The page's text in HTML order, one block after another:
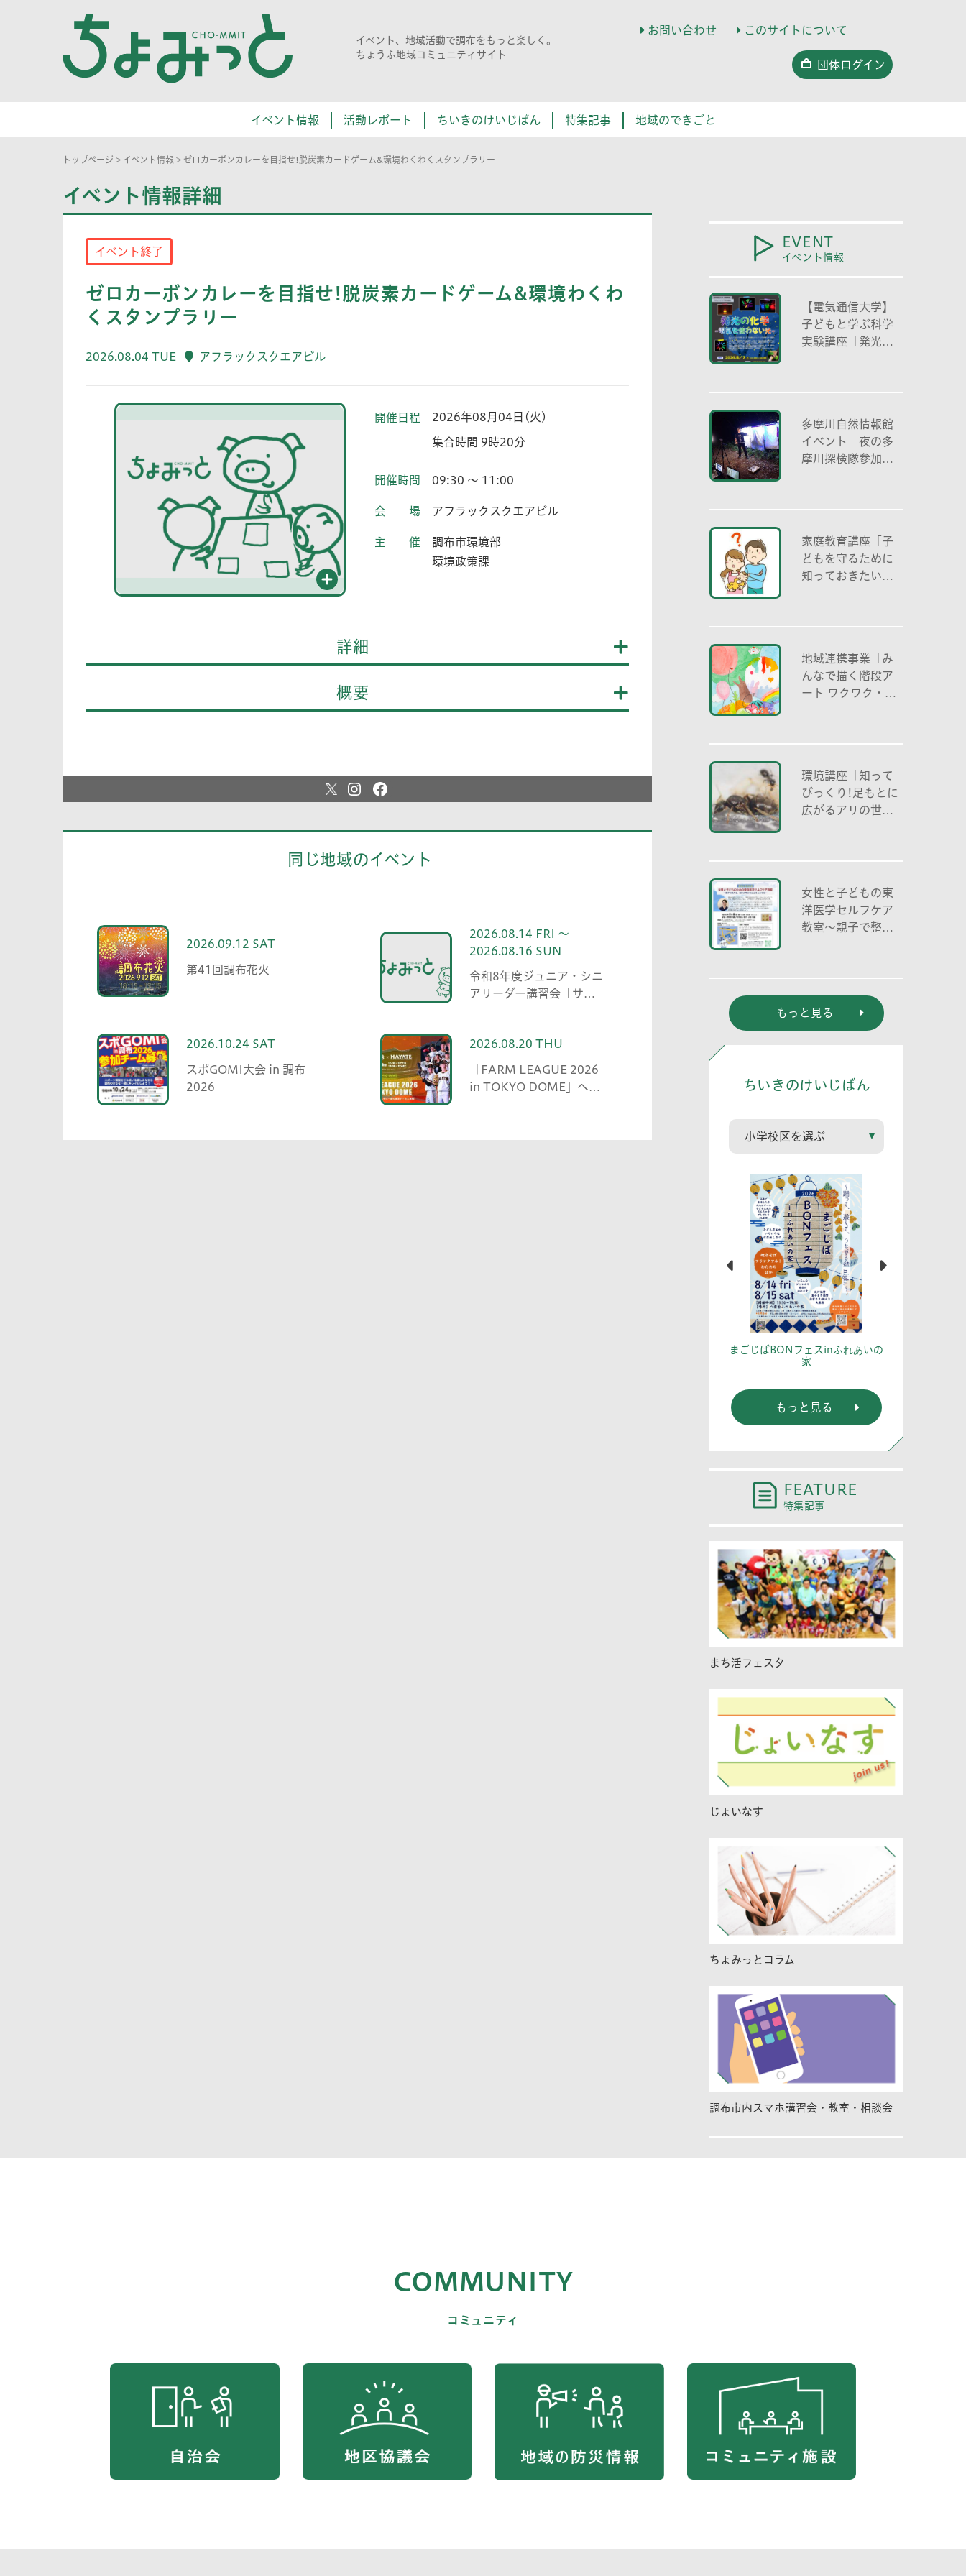
イベント、地域活動で調布をもっと楽しく。
ちょうふ地域コミュニティサイト
お問い合わせ このサイトについて
団体ログイン
イベント情報 活動レポート ちいきのけいじばん 特集記事 地域のできごと
トップページ > イベント情報 > ゼロカーボンカレーを目指せ!脱炭素カードゲーム&環境わくわくスタンプラリー
イベント情報詳細
イベント終了
ゼロカーボンカレーを目指せ!脱炭素カードゲーム&環境わくわ
くスタンプラリー
2026.08.04 TUE アフラックスクエアビル
開催日程 2026年08月04日(火)
集合時間 9時20分
開催時間 09:30 ～ 11:00
会場 アフラックスクエアビル
主催
調布市環境部
環境政策課
詳細
概要
同じ地域のイベント
2026.09.12 SAT
第41回調布花火
2026.08.14 FRI ～
2026.08.16 SUN
令和8年度ジュニア・シニ
アリーダー講習会「サマ
2026.10.24 SAT
スポGOMI大会 in 調布
2026
2026.08.20 THU
「FARM LEAGUE 2026
in TOKYO DOME」への
EVENT
イベント情報
【電気通信大学】
子どもと学ぶ科学
実験講座「発光の
多摩川自然情報館
イベント 夜の多
摩川探検隊参加者
家庭教育講座「子
どもを守るために
知っておきたいこ
地域連携事業「み
んなで描く階段ア
ート ワクワク・自
環境講座「知って
びっくり!足もとに
広がるアリの世界
女性と子どもの東
洋医学セルフケア
教室～親子で整え
もっと見る
ちいきのけいじばん
まごじばBONフェスinふれあいの
家
もっと見る
FEATURE
特集記事
まち活フェスタ
じょいなす
ちょみっとコラム
調布市内スマホ講習会・教室・相談会
COMMUNITY
コミュニティ